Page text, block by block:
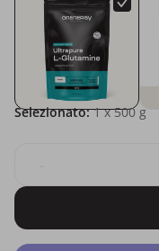
Selezionato: 1x 500 g